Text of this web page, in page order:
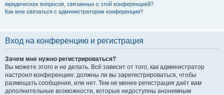
юридических вопросов, связанных с этой конференцией?
Как мне связаться с администратором конференции?
Вход на конференцию и регистрация
Зачем мне нужно регистрироваться?
Вы можете этого и не делать. Всё зависит от того, как администратор
настроил конференцию: должны ли вы зарегистрироваться, чтобы
размещать сообщения, или нет. Тем не менее регистрация даёт вам
дополнительные возможности, которые недоступны анонимным